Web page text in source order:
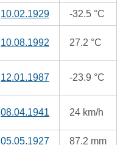
10.02.1929 -32.5 °C
10.08.1992 27.2 °C
12.01.1987 -23.9 °C
08.04.1941 24 km/h
05.05.1927 87.2 mm